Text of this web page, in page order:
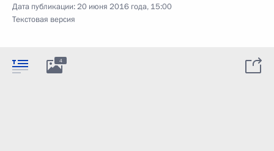
Дата публикации:20 июня 2016 года, 15:00
Текстовая версия
4